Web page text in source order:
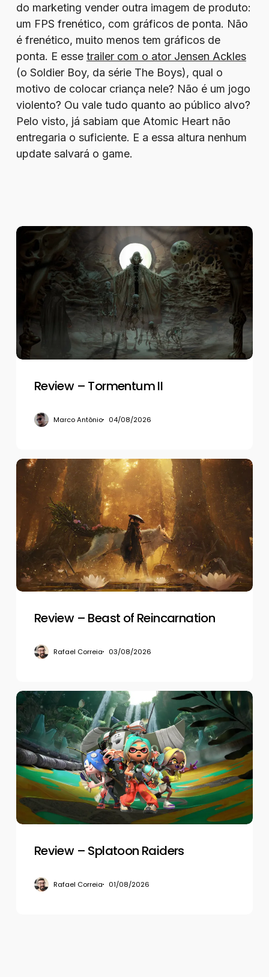
do marketing vender outra imagem de produto:
um FPS frenético, com gráficos de ponta. Não
é frenético, muito menos tem gráficos de
ponta. E esse trailer com o ator Jensen Ackles
(o Soldier Boy, da série The Boys), qual o
motivo de colocar criança nele? Não é um jogo
violento? Ou vale tudo quanto ao público alvo?
Pelo visto, já sabiam que Atomic Heart não
entregaria o suficiente. E a essa altura nenhum
update salvará o game.
Review
Tormentum
Review – Tormentum II
Marco Antônio 04/08/2026
Review
–
Beast
Reincarnation
Review – Beast of Reincarnation
Rafael Correia 03/08/2026
Review
–
Splatoon
Raiders
Review – Splatoon Raiders
Rafael Correia 01/08/2026